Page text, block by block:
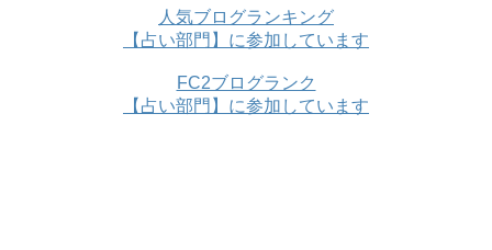
人気ブログランキング
【占い部門】に参加しています
FC2ブログランク
【占い部門】に参加しています